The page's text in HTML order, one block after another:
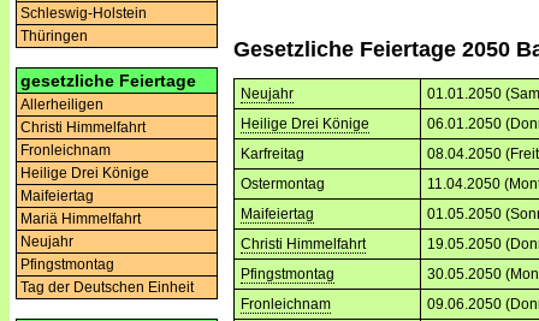
Schleswig-Holstein
Thüringen
gesetzliche Feiertage
Allerheiligen
Christi Himmelfahrt
Fronleichnam
Heilige Drei Könige
Maifeiertag
Mariä Himmelfahrt
Neujahr
Pfingstmontag
Tag der Deutschen Einheit
Gesetzliche Feiertage 2050
Neujahr
01.01.2050
Heilige Drei Könige
06.01.2050
Karfreitag
08.04.2050
Ostermontag
11.04.2050
Maifeiertag
01.05.2050
Christi Himmelfahrt
19.05.2050
Pfingstmontag
30.05.2050
Fronleichnam
09.06.2050